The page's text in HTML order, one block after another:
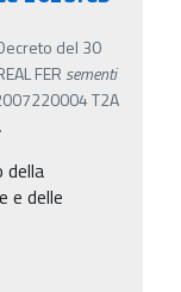
del 30
FER sementi
T2A
della
e delle